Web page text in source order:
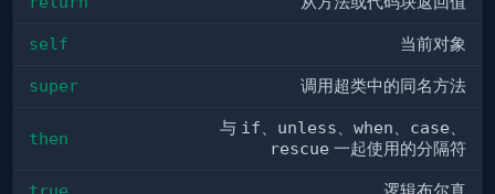
self 当前对象
super 调用超类中的同名方法
then
与 if、 unless、 when、 case、
rescue 一起使用的分隔符
true